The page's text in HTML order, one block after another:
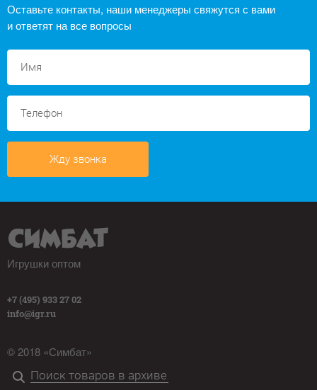
Оставьте контакты, наши менеджеры свяжутся с вами
и ответят на все вопросы
Жду звонка
Игрушки оптом
+7 (495) 933 27 02
info@igr.ru
© 2018 «Симбат»